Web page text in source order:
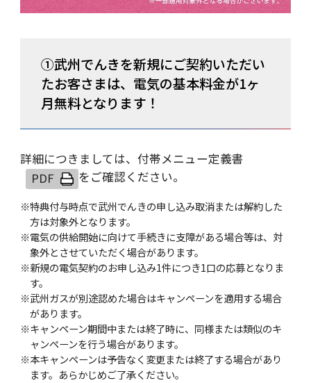
①武州でんきを新規にご契約いただい
たお客さまは、電気の基本料金が1ヶ
月無料となります！
詳細につきましては、 付帯メニュー定義書
をご確認ください。
※特典付与時点で武州でんきの申し込み取消または解約した
方は対象外となります。
※電気の供給開始に向けて手続きに支障がある場合等は、対
象外とさせていただく場合があります。
※新規の電気契約のお申し込み1件につき1口の応募となりま
す。
※武州ガスが別途認めた場合はキャンペーンを適用する場合
があります。
※キャンペーン期間中または終了時に、同様または類似のキ
ャンペーンを行う場合があります。
※本キャンペーンは予告なく変更または終了する場合があり
ます。あらかじめご了承ください。